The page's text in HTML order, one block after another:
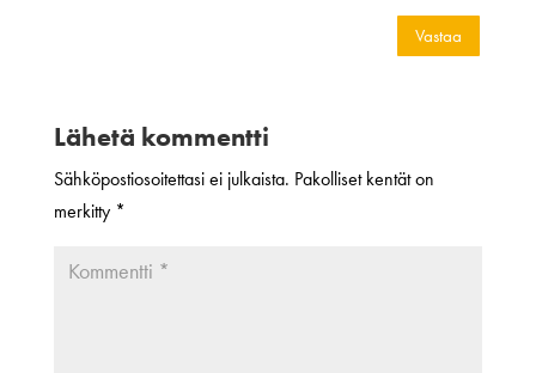
Vastaa
Lähetä kommentti
Sähköpostiosoitettasi ei julkaista. Pakolliset kentät on
merkitty *